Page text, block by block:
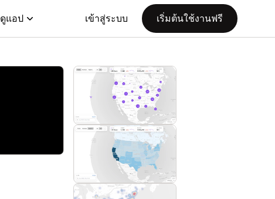
แอป เข้าสู่ระบบ เริ่มต้นใช้งานฟรี